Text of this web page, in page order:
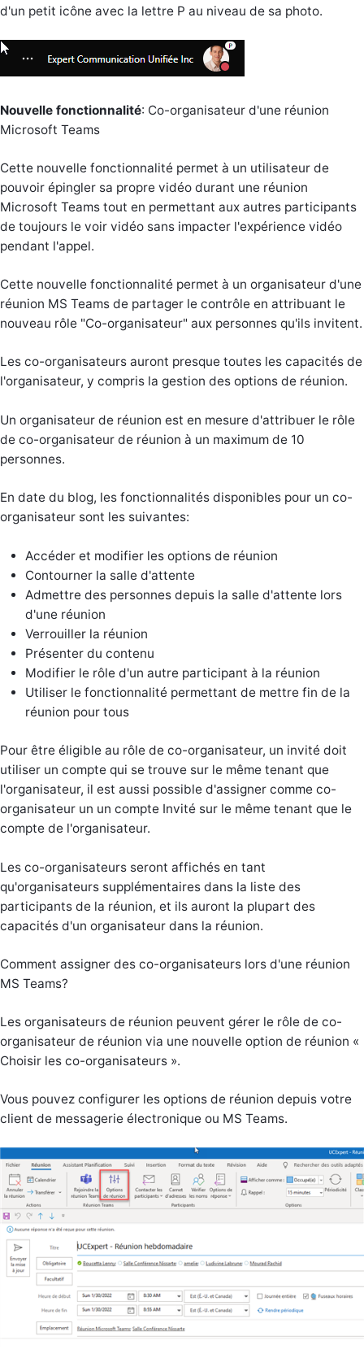
d'un petit icône avec la lettre P au niveau de sa photo.
Nouvelle fonctionnalité: Co-organisateur d'une réunion
Microsoft Teams
Cette nouvelle fonctionnalité permet à un utilisateur de
pouvoir épingler sa propre vidéo durant une réunion
Microsoft Teams tout en permettant aux autres participants
de toujours le voir vidéo sans impacter l'expérience vidéo
pendant l'appel.
Cette nouvelle fonctionnalité permet à un organisateur d'une
réunion MS Teams de partager le contrôle en attribuant le
nouveau rôle "Co-organisateur" aux personnes qu'ils invitent.
Les co-organisateurs auront presque toutes les capacités de
l'organisateur, y compris la gestion des options de réunion.
Un organisateur de réunion est en mesure d'attribuer le rôle
de co-organisateur de réunion à un maximum de 10
personnes.
En date du blog, les fonctionnalités disponibles pour un co-
organisateur sont les suivantes:
Accéder et modifier les options de réunion
Contourner la salle d'attente
Admettre des personnes depuis la salle d'attente lors
d'une réunion
Verrouiller la réunion
Présenter du contenu
Modifier le rôle d'un autre participant à la réunion
Utiliser le fonctionnalité permettant de mettre fin de la
réunion pour tous
Pour être éligible au rôle de co-organisateur, un invité doit
utiliser un compte qui se trouve sur le même tenant que
l'organisateur, il est aussi possible d'assigner comme co-
organisateur un un compte Invité sur le même tenant que le
compte de l'organisateur.
Les co-organisateurs seront affichés en tant
qu'organisateurs supplémentaires dans la liste des
participants de la réunion, et ils auront la plupart des
capacités d'un organisateur dans la réunion.
Comment assigner des co-organisateurs lors d'une réunion
MS Teams?
Les organisateurs de réunion peuvent gérer le rôle de co-
organisateur de réunion via une nouvelle option de réunion «
Choisir les co-organisateurs ».
Vous pouvez configurer les options de réunion depuis votre
client de messagerie électronique ou MS Teams.